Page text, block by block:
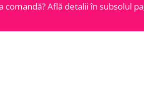
Află detalii în subsolul